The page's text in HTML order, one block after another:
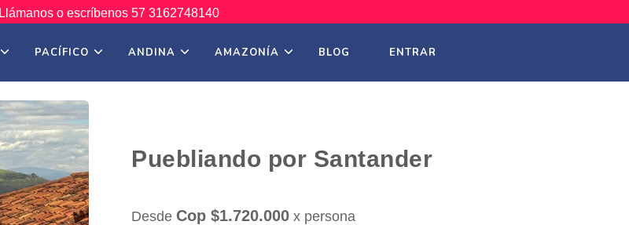
Llámanos o escríbenos 57 3162748140
PACÍFICO ANDINA AMAZONÍA BLOG ENTRAR
Puebliando por Santander
Desde Cop $1.720.000 x persona